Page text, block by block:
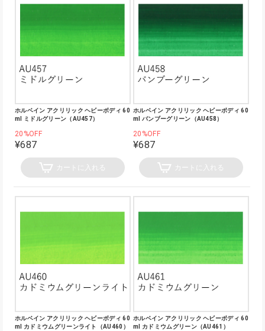
ホルベイン アクリリック ヘビーボディ 60
ml ミドルグリーン（AU457）
20%OFF
¥687
カートに入れる
ホルベイン アクリリック ヘビーボディ 60
ml バンブーグリーン（AU458）
20%OFF
¥687
カートに入れる
ホルベイン アクリリック ヘビーボディ 60
ml カドミウムグリーンライト（AU460）
ホルベイン アクリリック ヘビーボディ 60
ml カドミウムグリーン（AU461）